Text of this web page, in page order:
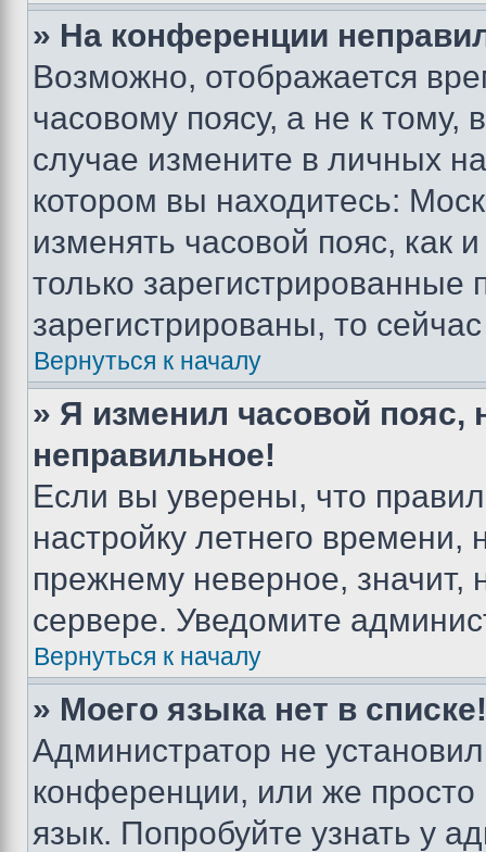
» На конференции
Возможно, отображается
часовому поясу, а не к тому,
случае измените в личных
котором вы находитесь:
изменять часовой пояс, как
только
зарегистрированы, то
Вернуться к началу
» Я изменил часовой пояс,
неправильное!
Если вы уверены, что
настройку летнего
прежнему неверное, значит,
сервере. Уведомите
Вернуться к началу
» Моего языка нет в списке!
Администратор не
конференции, или же
язык. Попробуйте узнать у